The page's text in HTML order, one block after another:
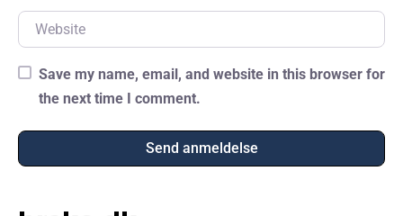
Website
Save my name, email, and website in this browser for
the next time I comment.